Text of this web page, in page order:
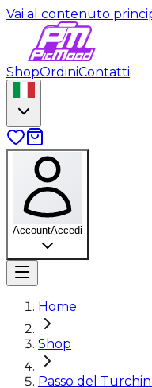
Vai al contenuto
ShopOrdiniContatti
AccountAccedi
Home
Shop
Passo del